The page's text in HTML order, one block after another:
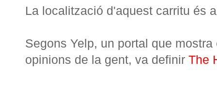
La localització d'aquest carritu és
Segons Yelp, un portal que
opinions de la gent, va definir The